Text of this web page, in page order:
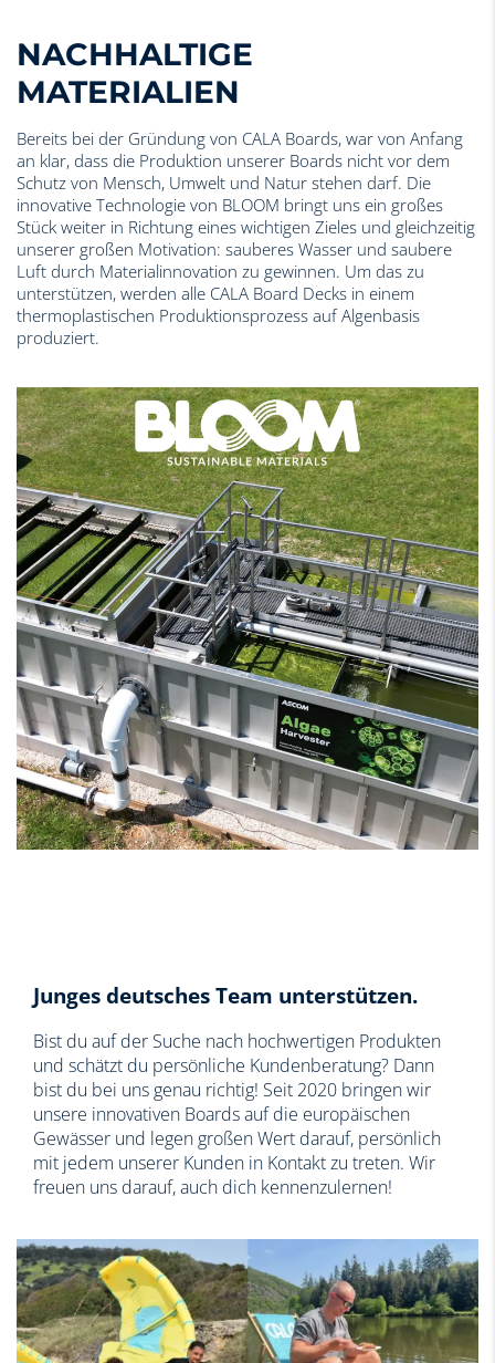
NACHHALTIGE
MATERIALIEN
Bereits bei der Gründung von CALA Boards, war von Anfang
an klar, dass die Produktion unserer Boards nicht vor dem
Schutz von Mensch, Umwelt und Natur stehen darf. Die
innovative Technologie von BLOOM bringt uns ein großes
Stück weiter in Richtung eines wichtigen Zieles und gleichzeitig
unserer großen Motivation: sauberes Wasser und saubere
Luft durch Materialinnovation zu gewinnen. Um das zu
unterstützen, werden alle CALA Board Decks in einem
thermoplastischen Produktionsprozess auf Algenbasis
produziert.
Junges deutsches Team unterstützen.
Bist du auf der Suche nach hochwertigen Produkten
und schätzt du persönliche Kundenberatung? Dann
bist du bei uns genau richtig! Seit 2020 bringen wir
unsere innovativen Boards auf die europäischen
Gewässer und legen großen Wert darauf, persönlich
mit jedem unserer Kunden in Kontakt zu treten. Wir
freuen uns darauf, auch dich kennenzulernen!